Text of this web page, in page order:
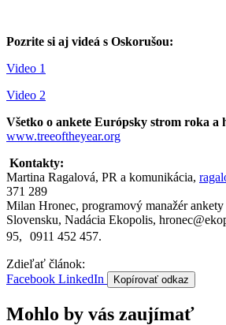
Pozrite si aj videá s Oskorušou:
Video 1
Video 2
Všetko o ankete Európsky strom roka a
www.treeoftheyear.org
Kontakty:
Martina Ragalová, PR a komunikácia,
371 289
Milan Hronec, programový manažér ankety
Slovensku, Nadácia Ekopolis,
95, 0911 452 457.
Zdieľať článok:
Facebook LinkedIn Kopírovať odkaz
Mohlo by vás zaujímať